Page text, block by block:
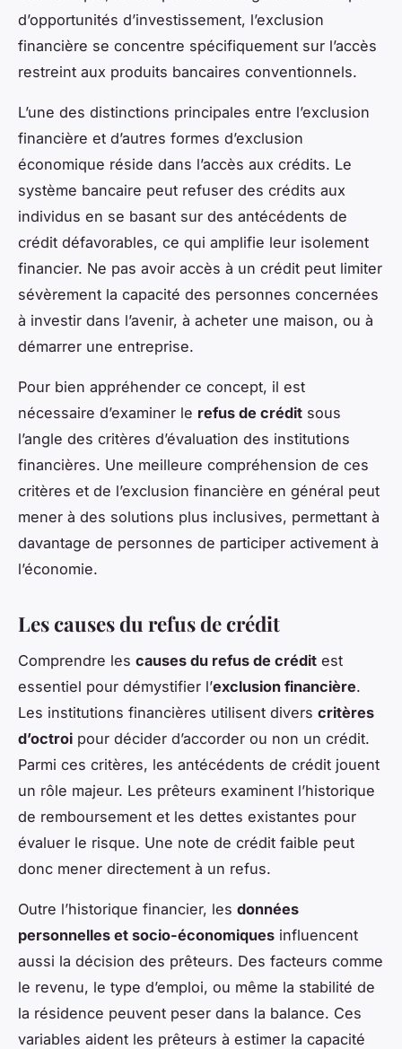
d’opportunités d’investissement, l’exclusion
financière se concentre spécifiquement sur l’accès
restreint aux produits bancaires conventionnels.
L’une des distinctions principales entre l’exclusion
financière et d’autres formes d’exclusion
économique réside dans l’accès aux crédits. Le
système bancaire peut refuser des crédits aux
individus en se basant sur des antécédents de
crédit défavorables, ce qui amplifie leur isolement
financier. Ne pas avoir accès à un crédit peut limiter
sévèrement la capacité des personnes concernées
à investir dans l’avenir, à acheter une maison, ou à
démarrer une entreprise.
Pour bien appréhender ce concept, il est
nécessaire d’examiner le refus de crédit sous
l’angle des critères d’évaluation des institutions
financières. Une meilleure compréhension de ces
critères et de l’exclusion financière en général peut
mener à des solutions plus inclusives, permettant à
davantage de personnes de participer activement à
l’économie.
Les causes du refus de crédit
Comprendre les causes du refus de crédit est
essentiel pour démystifier l’exclusion financière.
Les institutions financières utilisent divers critères
d’octroi pour décider d’accorder ou non un crédit.
Parmi ces critères, les antécédents de crédit jouent
un rôle majeur. Les prêteurs examinent l’historique
de remboursement et les dettes existantes pour
évaluer le risque. Une note de crédit faible peut
donc mener directement à un refus.
Outre l’historique financier, les données
personnelles et socio-économiques influencent
aussi la décision des prêteurs. Des facteurs comme
le revenu, le type d’emploi, ou même la stabilité de
la résidence peuvent peser dans la balance. Ces
variables aident les prêteurs à estimer la capacité